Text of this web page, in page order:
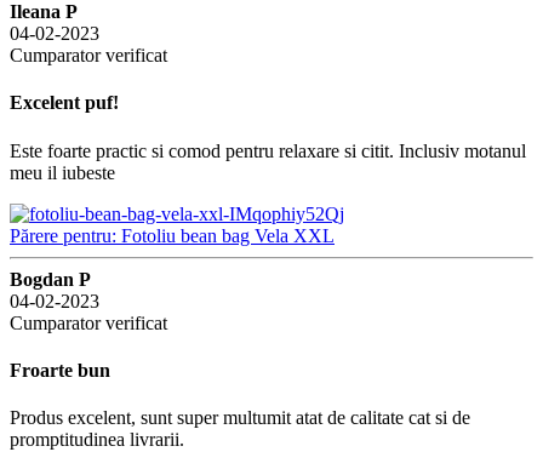
Ileana P
04-02-2023
Cumparator verificat
Excelent puf!
Este foarte practic si comod pentru relaxare si citit. Inclusiv motanul
meu il iubeste
Părere pentru: Fotoliu bean bag Vela XXL
Bogdan P
04-02-2023
Cumparator verificat
Froarte bun
Produs excelent, sunt super multumit atat de calitate cat si de
promptitudinea livrarii.